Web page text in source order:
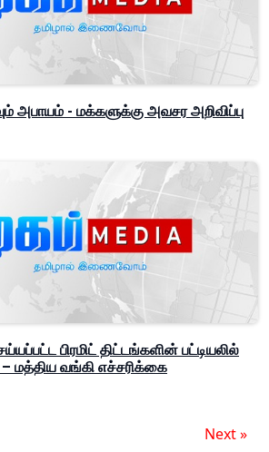
அபாயம் - மக்களுக்கு அவசர அறிவிப்பு
பிரமிட் திட்டங்களின் பட்டியலில்
மத்திய வங்கி எச்சரிக்கை
Next »